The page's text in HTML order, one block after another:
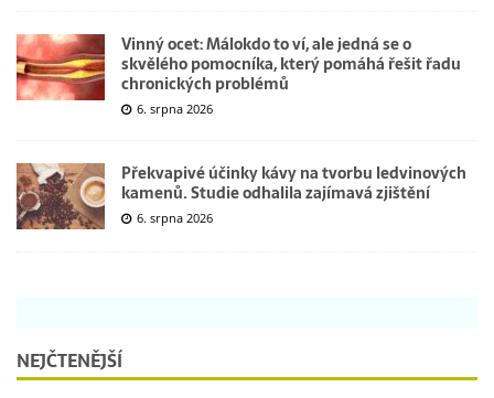
Vinný ocet: Málokdo to ví, ale jedná se o
skvělého pomocníka, který pomáhá řešit řadu
chronických problémů
6. srpna 2026
Překvapivé účinky kávy na tvorbu ledvinových
kamenů. Studie odhalila zajímavá zjištění
6. srpna 2026
NEJČTENĚJŠÍ